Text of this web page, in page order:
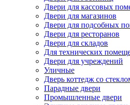
Двери для кассовых
Двери для магазинов
Двери для подсобных
Двери для ресторанов
Двери для складов
Для технических
Двери для учреждений
Уличные
Дверь коттедж со
Парадные двери
Промышленные двери